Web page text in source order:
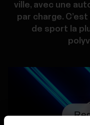
ville, avec une
par charge.
de sport la